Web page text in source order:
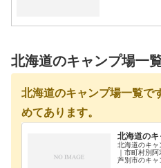
北海道のキャンプ場一
北海道のキャンプ場一覧で
めてあります。
北海道の
北海道のキ
｜市町村別
芦別市のキャ